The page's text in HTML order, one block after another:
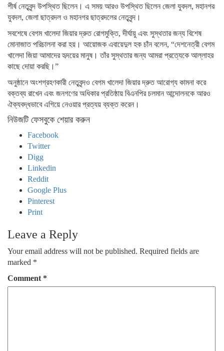
শীর্ষ নেতৃবৃন্দ উপস্থিত ছিলেন। এ সময় আরও উপস্থিত ছিলেন জেলা যুবদল, মহানগর
যুবদল, জেলা ছাত্রদল ও মহানগর ছাত্রদলের নেতৃবৃন্দ।
সবশেষে বেগম খালেদা জিয়ার দ্রুত রোগমুক্তি, দীর্ঘায়ু এবং সুস্থতার জন্য বিশেষ
মোনাজাত পরিচালনা করা হয়। আয়োজক এবায়েদুল হক চাঁন বলেন, “দেশনেত্রী বেগম
খালেদা জিয়া আমাদের হৃদয়ের মানুষ। তাঁর সুস্থতার জন্য আমরা প্রত্যেকে আল্লাহর
কাছে দোয়া করছি।”
অনুষ্ঠানে অংশগ্রহণকারী নেতৃবৃন্দও বেগম খালেদা জিয়ার দ্রুত আরোগ্য কামনা করে
বক্তব্য রাখেন এবং জনগণের অধিকার প্রতিষ্ঠায় বিএনপির চলমান আন্দোলনকে আরও
ঐক্যবদ্ধভাবে এগিয়ে নেওয়ার প্রত্যয় ব্যক্ত করেন।
নিউজটি ফেসবুকে শেয়ার করুন
Facebook
Twitter
Digg
Linkedin
Reddit
Google Plus
Pinterest
Print
Leave a Reply
Your email address will not be published. Required fields are
marked *
Comment *